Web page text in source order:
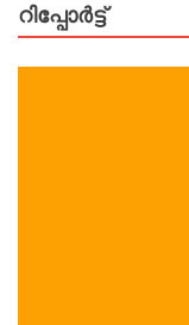
റിപ്പോര്‍ട്ട്